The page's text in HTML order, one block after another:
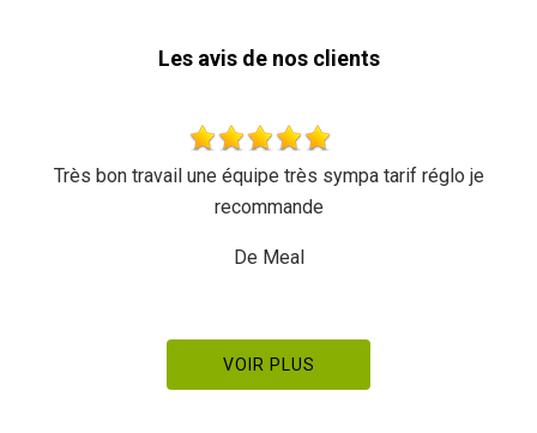
Les avis de nos clients
Très bon travail une équipe très sympa tarif réglo je
recommande
De Meal
VOIR PLUS